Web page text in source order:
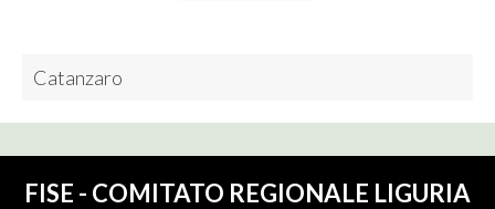
Catanzaro
FISE - COMITATO REGIONALE LIGURIA